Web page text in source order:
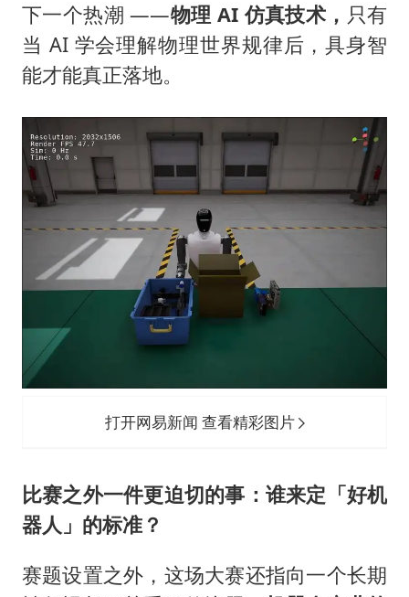
下一个热潮 ——物理 AI 仿真技术， 只有
当 AI 学会理解物理世界规律后，具身智
能才能真正落地。
打开网易新闻 查看精彩图片
比赛之外一件更迫切的事：谁来定「好机
器人」的标准？
赛题设置之外，这场大赛还指向一个长期